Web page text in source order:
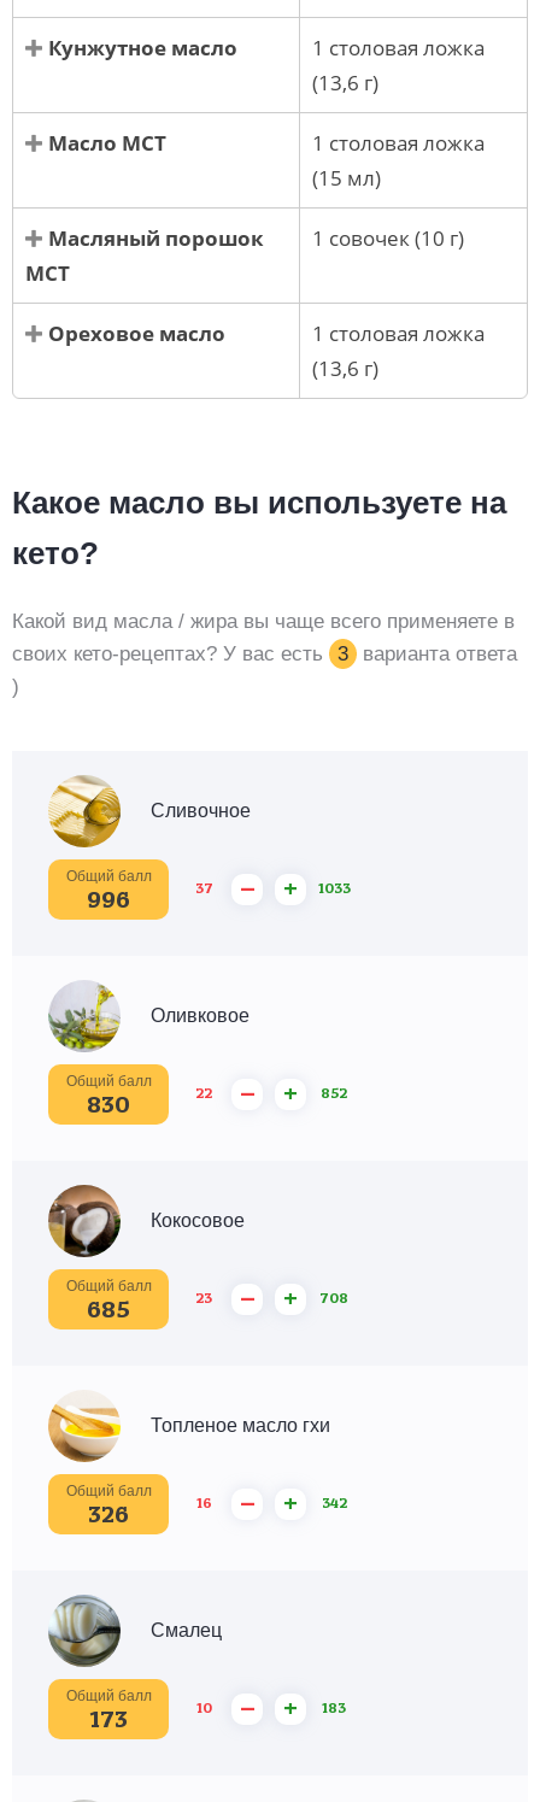
Кунжутное масло
1 столовая ложка
(13,6 г)
Масло МСТ
1 столовая ложка
(15 мл)
Масляный порошок
МСТ
1 совочек (10 г)
Ореховое масло
1 столовая ложка
(13,6 г)
Какое масло вы используете на
кето?
Какой вид масла / жира вы чаще всего применяете в
своих кето-рецептах? У вас есть
3
варианта ответа
)
Сливочное
Общий балл
996 37 – + 1033
Оливковое
Общий балл
830 22 – + 852
Кокосовое
Общий балл
685 23 – + 708
Топленое масло гхи
Общий балл
326 16 – + 342
Смалец
Общий балл
173 10 – + 183